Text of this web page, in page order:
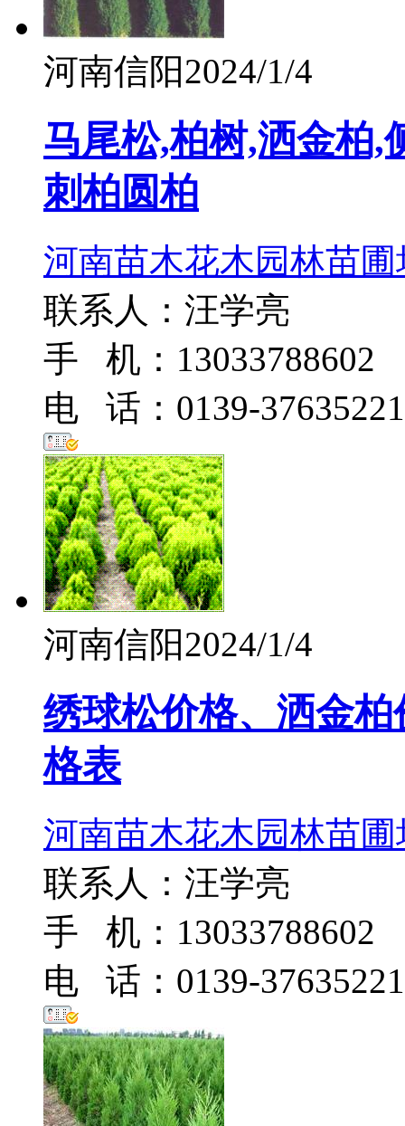
河南信阳2024/1/4
马尾松,柏树,洒金柏,
刺柏圆柏
河南苗木花木园林苗圃
联系人：汪学亮
手 机：13033788602
电 话：0139-37635221
河南信阳2024/1/4
绣球松价格、洒金
格表
河南苗木花木园林苗圃
联系人：汪学亮
手 机：13033788602
电 话：0139-37635221